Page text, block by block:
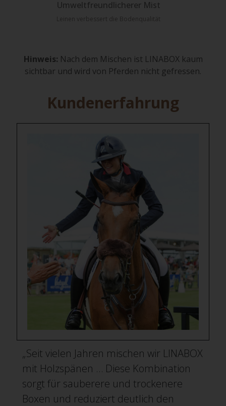
Umweltfreundlicherer Mist
Leinen verbessert die Bodenqualität
Hinweis: Nach dem Mischen ist LINABOX kaum
sichtbar und wird von Pferden nicht gefressen.
Kundenerfahrung
„Seit vielen Jahren mischen wir LINABOX
mit Holzspänen … Diese Kombination
sorgt für sauberere und trockenere
Boxen und reduziert deutlich den